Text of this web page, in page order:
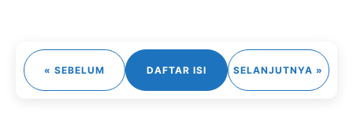
« SEBELUM DAFTAR ISI SELANJUTNYA »